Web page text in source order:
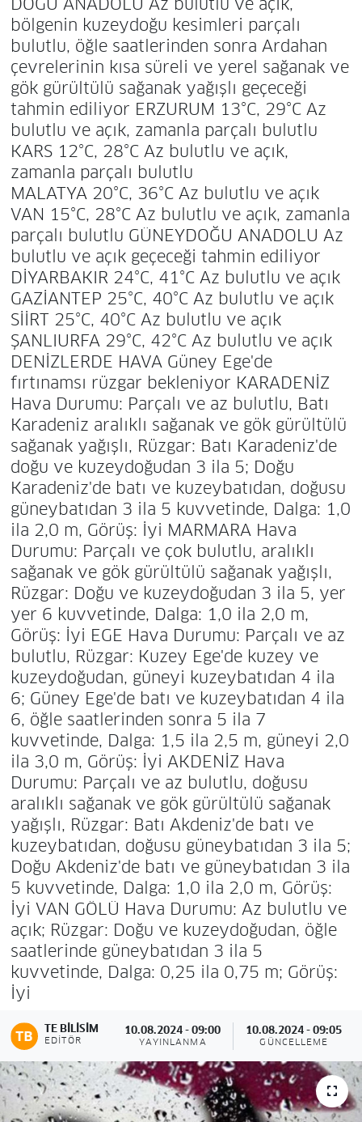
bölgenin kuzeydoğu kesimleri parçalı
bulutlu, öğle saatlerinden sonra Ardahan
çevrelerinin kısa süreli ve yerel sağanak ve
gök gürültülü sağanak yağışlı geçeceği
tahmin ediliyor ERZURUM 13°C, 29°C Az
bulutlu ve açık, zamanla parçalı bulutlu
KARS 12°C, 28°C Az bulutlu ve açık,
zamanla parçalı bulutlu
MALATYA 20°C, 36°C Az bulutlu ve açık
VAN 15°C, 28°C Az bulutlu ve açık, zamanla
parçalı bulutlu GÜNEYDOĞU ANADOLU Az
bulutlu ve açık geçeceği tahmin ediliyor
DİYARBAKIR 24°C, 41°C Az bulutlu ve açık
GAZİANTEP 25°C, 40°C Az bulutlu ve açık
SİİRT 25°C, 40°C Az bulutlu ve açık
ŞANLIURFA 29°C, 42°C Az bulutlu ve açık
DENİZLERDE HAVA Güney Ege'de
fırtınamsı rüzgar bekleniyor KARADENİZ
Hava Durumu: Parçalı ve az bulutlu, Batı
Karadeniz aralıklı sağanak ve gök gürültülü
sağanak yağışlı, Rüzgar: Batı Karadeniz'de
doğu ve kuzeydoğudan 3 ila 5; Doğu
Karadeniz'de batı ve kuzeybatıdan, doğusu
güneybatıdan 3 ila 5 kuvvetinde, Dalga: 1,0
ila 2,0 m, Görüş: İyi MARMARA Hava
Durumu: Parçalı ve çok bulutlu, aralıklı
sağanak ve gök gürültülü sağanak yağışlı,
Rüzgar: Doğu ve kuzeydoğudan 3 ila 5, yer
yer 6 kuvvetinde, Dalga: 1,0 ila 2,0 m,
Görüş: İyi EGE Hava Durumu: Parçalı ve az
bulutlu, Rüzgar: Kuzey Ege'de kuzey ve
kuzeydoğudan, güneyi kuzeybatıdan 4 ila
6; Güney Ege'de batı ve kuzeybatıdan 4 ila
6, öğle saatlerinden sonra 5 ila 7
kuvvetinde, Dalga: 1,5 ila 2,5 m, güneyi 2,0
ila 3,0 m, Görüş: İyi AKDENİZ Hava
Durumu: Parçalı ve az bulutlu, doğusu
aralıklı sağanak ve gök gürültülü sağanak
yağışlı, Rüzgar: Batı Akdeniz'de batı ve
kuzeybatıdan, doğusu güneybatıdan 3 ila 5;
Doğu Akdeniz'de batı ve güneybatıdan 3 ila
5 kuvvetinde, Dalga: 1,0 ila 2,0 m, Görüş:
İyi VAN GÖLÜ Hava Durumu: Az bulutlu ve
açık; Rüzgar: Doğu ve kuzeydoğudan, öğle
saatlerinde güneybatıdan 3 ila 5
kuvvetinde, Dalga: 0,25 ila 0,75 m; Görüş:
İyi
TE BILISIM
EDITÖR
10.08.2024 - 09:00
YAYINLANMA
10.08.2024 - 09:05
GÜNCELLEME